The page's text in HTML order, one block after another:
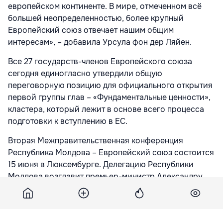
европейском континенте. В мире, отмеченном всё
большей неопределенностью, более крупный
Европейский союз отвечает нашим общим
интересам», – добавила Урсула фон дер Ляйен.
Все 27 государств-членов Европейского союза
сегодня единогласно утвердили общую
переговорную позицию для официального открытия
первой группы глав – «Фундаментальные ценности»,
кластера, который лежит в основе всего процесса
подготовки к вступлению в ЕС.
Вторая Межправительственная конференция
Республика Молдова – Европейский союз состоится
15 июня в Люксембурге. Делегацию Республики
Молдова возглавит премьер-министр Александру
Мунтяну.